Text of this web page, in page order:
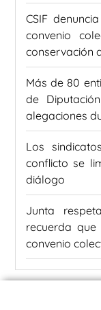
CSIF
convenio
conservación
Más de 80
de
alegaciones
Los
conflicto se
diálogo
Junta
recuerda
convenio